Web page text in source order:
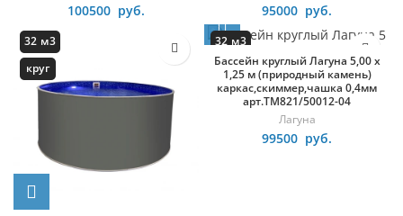
100500 руб. 95000 руб.
32 м3
круг
32 м3
круг
Бассейн круглый Лагуна 5,00 х
1,25 м (природный камень)
каркас,скиммер,чашка 0,4мм
арт.ТМ821/50012-04
Лагуна
99500 руб.